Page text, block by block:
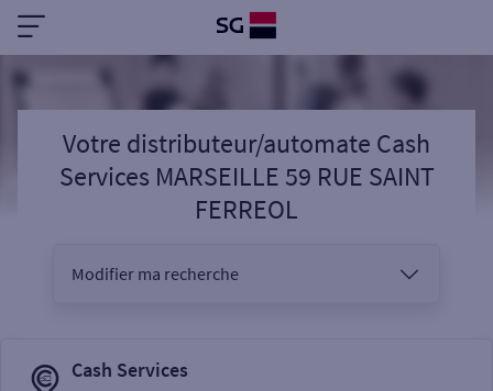
Votre distributeur/automate Cash
Services MARSEILLE 59 RUE SAINT
FERREOL
Modifier ma recherche
Cash Services